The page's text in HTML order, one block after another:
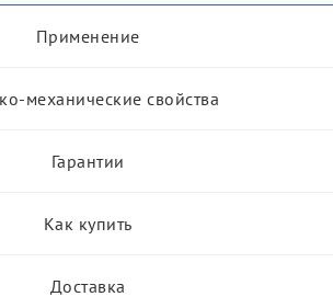
Применение
механические свойства
Гарантии
Как купить
Доставка